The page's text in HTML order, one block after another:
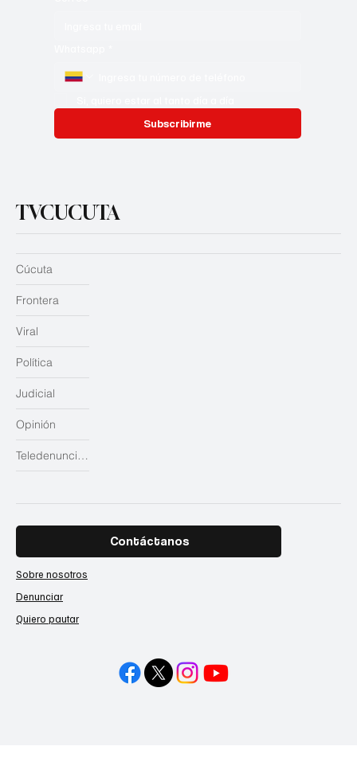
Subscribirme
TVCUCUTA
Judicial
Opinión
Teledenuncias
Cúcuta
Frontera
Viral
Política
Contáctanos
Sobre nosotros
Denunciar
Quiero pautar